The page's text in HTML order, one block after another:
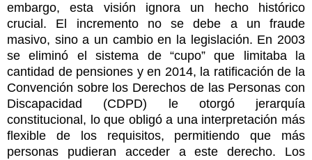
embargo, esta visión ignora un hecho histórico
crucial. El incremento no se debe a un fraude
masivo, sino a un cambio en la legislación. En 2003
se eliminó el sistema de “cupo” que limitaba la
cantidad de pensiones y en 2014, la ratificación de la
Convención sobre los Derechos de las Personas con
Discapacidad (CDPD) le otorgó jerarquía
constitucional, lo que obligó a una interpretación más
flexible de los requisitos, permitiendo que más
personas pudieran acceder a este derecho. Los